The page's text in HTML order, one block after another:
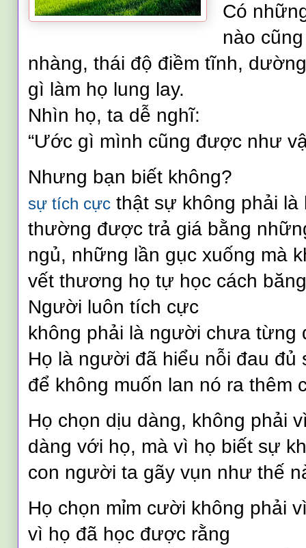
Có
nào
nhàng, thái độ điềm tĩnh,
gì làm họ lung lay.
Nhìn họ, ta dễ nghĩ:
“Ước gì mình cũng được như
Nhưng bạn biết không?
sự tích cực thật sự không phải là
thường được trả giá bằng
ngủ, những lần gục xuống mà
vết thương họ tự học cách
Người luôn tích cực
không phải là người chưa từng
Họ là người đã hiểu nỗi đau đủ
để không muốn lan nó ra thêm
Họ chọn dịu dàng, không phải
dàng với họ, mà vì họ biết sự
con người ta gãy vụn như thế
Họ chọn mỉm cười không phải
vì họ đã học được rằng